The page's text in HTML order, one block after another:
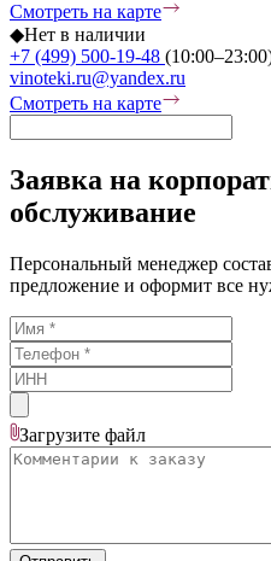
Смотреть на карте
◆Нет в наличии
+7 (499) 500-19-48
vinoteki.ru@yandex.ru
Смотреть на карте
Заявка на
обслуживание
Персональный менеджер
предложение и оформит все
Загрузите файл